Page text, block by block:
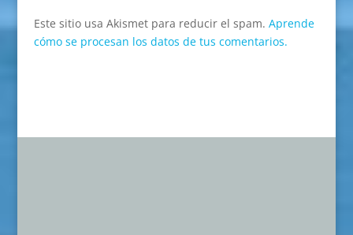
Este sitio usa Akismet para reducir el spam. Aprende
cómo se procesan los datos de tus comentarios.